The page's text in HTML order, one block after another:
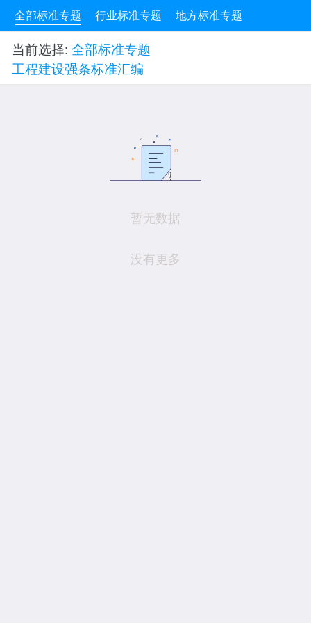
全部标准专题 行业标准专题 地方标准专题
当前选择: 全部标准专题
工程建设强条标准汇编
暂无数据
没有更多